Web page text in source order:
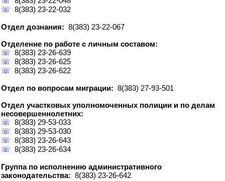
☏ 8(383) 23-22-032
Отдел дознания: 8(383) 23-22-067
Отделение по работе с личным составом:
☏ 8(383) 23-26-639
☏ 8(383) 23-26-625
☏ 8(383) 23-26-622
Отдел по вопросам миграции: 8(383) 27-93-501
Отдел участковых уполномоченных полиции и по делам
несовершеннолетних:
☏ 8(383) 29-53-033
☏ 8(383) 29-53-030
☏ 8(383) 23-26-643
☏ 8(383) 23-26-634
Группа по исполнению административного
законодательства: 8(383) 23-26-642